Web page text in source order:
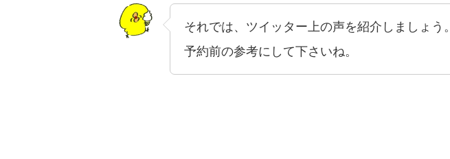
それでは、ツイッター上の声を紹介しましょう。
予約前の参考にして下さいね。